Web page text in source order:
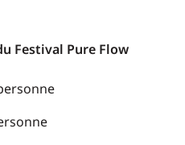
Festival Pure Flow